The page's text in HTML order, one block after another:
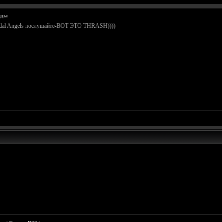
Angels послушайте-ВОТ ЭТО THRASH))))